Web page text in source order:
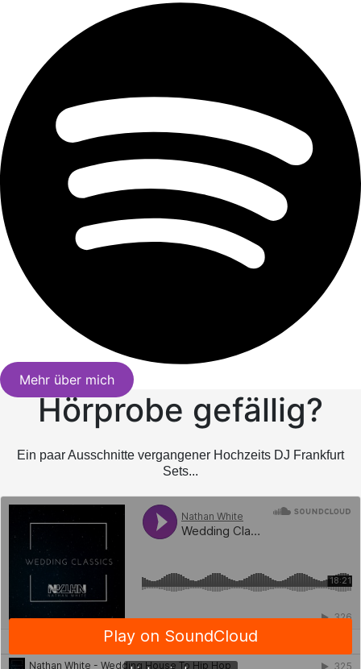
Mehr über mich
Hörprobe gefällig?
Ein paar Ausschnitte vergangener Hochzeits DJ Frankfurt
Sets...